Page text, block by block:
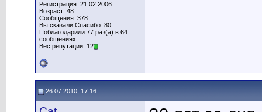
Регистрация: 21.02.2006
Возраст: 48
Сообщения: 378
Вы сказали Спасибо: 80
Поблагодарили 77 раз(а) в 64
сообщениях
Вес репутации: 12
26.07.2010, 17:16